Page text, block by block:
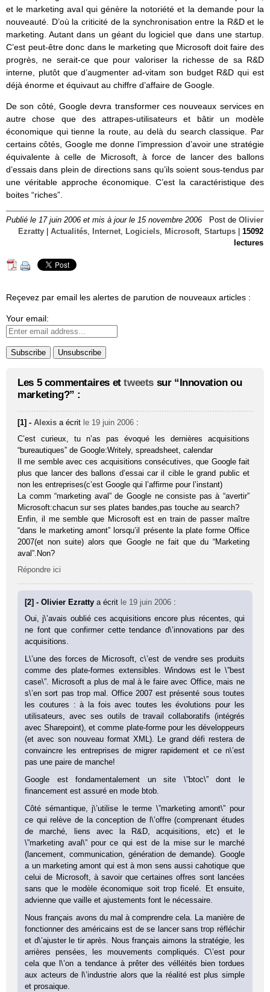
et le marketing aval qui génère la notoriété et la demande pour la
nouveauté. D’où la criticité de la synchronisation entre la R&D et le
marketing. Autant dans un géant du logiciel que dans une startup.
C’est peut-être donc dans le marketing que Microsoft doit faire des
progrès, ne serait-ce que pour valoriser la richesse de sa R&D
interne, plutôt que d’augmenter ad-vitam son budget R&D qui est
déjà énorme et équivaut au chiffre d’affaire de Google.
De son côté, Google devra transformer ces nouveaux services en
autre chose que des attrapes-utilisateurs et bâtir un modèle
économique qui tienne la route, au delà du search classique. Par
certains côtés, Google me donne l’impression d’avoir une stratégie
équivalente à celle de Microsoft, à force de lancer des ballons
d’essais dans plein de directions sans qu’ils soient sous-tendus par
une véritable approche économique. C’est la caractéristique des
boites “riches”.
Publié le 17 juin 2006 et mis à jour le 15 novembre 2006 Post de Olivier
Ezratty
Actualités, Internet, Logiciels, Microsoft, Startups
15092
lectures
Reçevez par email les alertes de parution de nouveaux articles :
Your email:
Les 5 commentaires ettweets sur “Innovation ou
marketing?” :
[1] -Alexis a écrit le 19 juin 2006 :
C’est curieux, tu n’as pas évoqué les dernières acquisitions
“bureautiques” de Google:Writely, spreadsheet, calendar
Il me semble avec ces acquisitions consécutives, que Google fait
plus que lancer des ballons d’essai car il cible le grand public et
non les entreprises(c’est Google qui l’affirme pour l’instant)
La comm “marketing aval” de Google ne consiste pas à “avertir”
Microsoft:chacun sur ses plates bandes,pas touche au search?
Enfin, il me semble que Microsoft est en train de passer maître
“dans le marketing amont” lorsqu’il présente la plate forme Office
2007(et non suite) alors que Google ne fait que du “Marketing
aval”.Non?
Répondre ici
[2] - Olivier Ezrattya écrit le 19 juin 2006 :
Oui, j\’avais oublié ces acquisitions encore plus récentes, qui
ne font que confirmer cette tendance d\’innovations par des
acquisitions.
L\’une des forces de Microsoft, c\’est de vendre ses produits
comme des plate-formes extensibles. Windows est le \”best
case\”. Microsoft a plus de mal à le faire avec Office, mais ne
s\’en sort pas trop mal. Office 2007 est présenté sous toutes
les coutures : à la fois avec toutes les évolutions pour les
utilisateurs, avec ses outils de travail collaboratifs (intégrés
avec Sharepoint), et comme plate-forme pour les développeurs
(et avec son nouveau format XML). Le grand défi restera de
convaincre les entreprises de migrer rapidement et ce n\’est
pas une paire de manche!
Google est fondamentalement un site \”btoc\” dont le
financement est assuré en mode btob.
Côté sémantique, j\’utilise le terme \”marketing amont\” pour
ce qui relève de la conception de l\’offre (comprenant études
de marché, liens avec la R&D, acquisitions, etc) et le
\”marketing aval\” pour ce qui est de la mise sur le marché
(lancement, communication, génération de demande). Google
a un marketing amont qui est à mon sens aussi cahotique que
celui de Microsoft, à savoir que certaines offres sont lancées
sans que le modèle économique soit trop ficelé. Et ensuite,
advienne que vaille et ajustements font le nécessaire.
Nous français avons du mal à comprendre cela. La manière de
fonctionner des américains est de se lancer sans trop réfléchir
et d\’ajuster le tir après. Nous français aimons la stratégie, les
arrières pensées, les mouvements compliqués. C\’est pour
cela que l\’on a tendance à prêter des vélléités bien tordues
aux acteurs de l\’industrie alors que la réalité est plus simple
et prosaique.